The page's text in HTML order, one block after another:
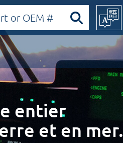
entier
et en mer.